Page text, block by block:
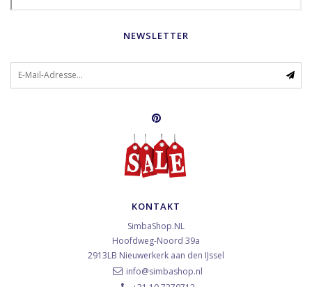
NEWSLETTER
KONTAKT
SimbaShop.NL
Hoofdweg-Noord 39a
2913LB Nieuwerkerk aan den IJssel
info@simbashop.nl